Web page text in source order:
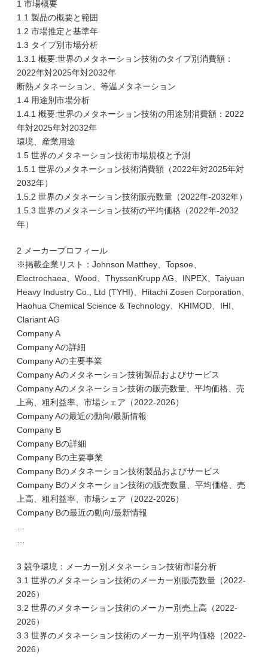
1 市場概要
1.1 製品の概要と範囲
1.2 市場推定と基準年
1.3 タイプ別市場分析
1.3.1 概要:世界のメタネーション技術のタイプ別消費額：
2022年対2025年対2032年
断熱メタネーション、等温メタネーション
1.4 用途別市場分析
1.4.1 概要:世界のメタネーション技術の用途別消費額：2022
年対2025年対2032年
環境、産業用途
1.5 世界のメタネーション技術市場規模と予測
1.5.1 世界のメタネーション技術消費額（2022年対2025年対
2032年）
1.5.2 世界のメタネーション技術販売数量（2022年-2032年）
1.5.3 世界のメタネーション技術の平均価格（2022年-2032
年）
2 メーカープロフィール
※掲載企業リスト：Johnson Matthey、Topsoe、
Electrochaea、Wood、ThyssenKrupp AG、INPEX、Taiyuan
Heavy Industry Co., Ltd (TYHI)、Hitachi Zosen Corporation、
Haohua Chemical Science & Technology、KHIMOD、IHI、
Clariant AG
Company A
Company Aの詳細
Company Aの主要事業
Company Aのメタネーション技術製品およびサービス
Company Aのメタネーション技術の販売数量、平均価格、売
上高、粗利益率、市場シェア（2022-2026）
Company Aの最近の動向/最新情報
Company B
Company Bの詳細
Company Bの主要事業
Company Bのメタネーション技術製品およびサービス
Company Bのメタネーション技術の販売数量、平均価格、売
上高、粗利益率、市場シェア（2022-2026）
Company Bの最近の動向/最新情報
3 競争環境：メーカー別メタネーション技術市場分析
3.1 世界のメタネーション技術のメーカー別販売数量（2022-
2026）
3.2 世界のメタネーション技術のメーカー別売上高（2022-
2026）
3.3 世界のメタネーション技術のメーカー別平均価格（2022-
2026）